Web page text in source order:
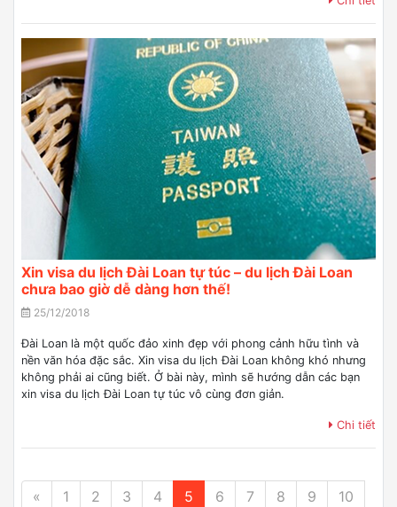
Xin visa du lịch Đài Loan tự túc – du lịch Đài Loan
chưa bao giờ dễ dàng hơn thế!
25/12/2018
Đài Loan là một quốc đảo xinh đẹp với phong cảnh hữu tình và
nền văn hóa đặc sắc. Xin visa du lịch Đài Loan không khó nhưng
không phải ai cũng biết. Ở bài này, mình sẽ hướng dẫn các bạn
xin visa du lịch Đài Loan tự túc vô cùng đơn giản.
Chi tiết
« 1 2 3 4 5 6 7 8 9 10